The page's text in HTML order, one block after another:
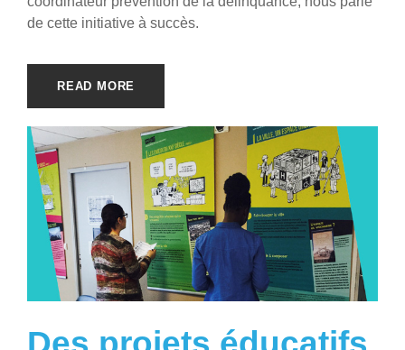
de cette initiative à succès.
READ MORE